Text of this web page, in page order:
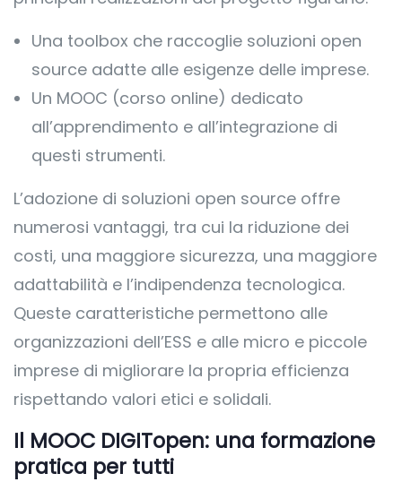
Una toolbox che raccoglie soluzioni open
source adatte alle esigenze delle imprese.
Un MOOC (corso online) dedicato
all’apprendimento e all’integrazione di
questi strumenti.
L’adozione di soluzioni open source offre
numerosi vantaggi, tra cui la riduzione dei
costi, una maggiore sicurezza, una maggiore
adattabilità e l’indipendenza tecnologica.
Queste caratteristiche permettono alle
organizzazioni dell’ESS e alle micro e piccole
imprese di migliorare la propria efficienza
rispettando valori etici e solidali.
Il MOOC DIGITopen: una formazione
pratica per tutti